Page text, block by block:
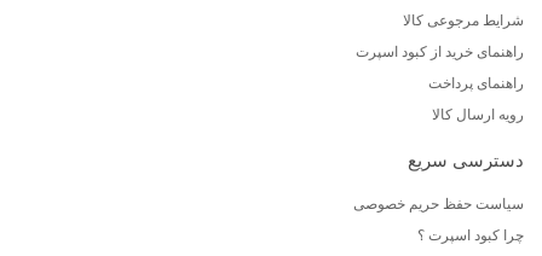
شرایط مرجوعی کالا
راهنمای خرید از کبود اسپرت
راهنمای پرداخت
رویه ارسال کالا
دسترسی سریع
سیاست حفظ حریم خصوصی
چرا کبود اسپرت ؟